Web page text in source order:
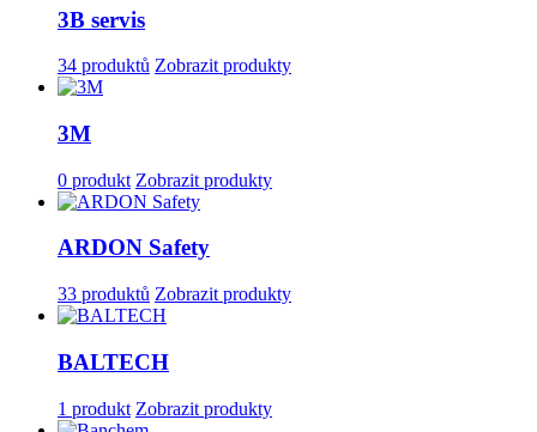
3B servis
34 produktů Zobrazit produkty
3M
0 produkt Zobrazit produkty
ARDON Safety
33 produktů Zobrazit produkty
BALTECH
1 produkt Zobrazit produkty